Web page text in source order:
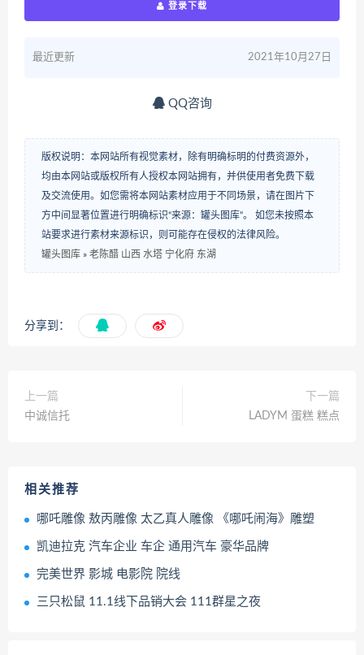
登录下载
最近更新 2021年10月27日
QQ咨询
版权说明：本网站所有视觉素材，除有明确标明的付费资源外，
均由本网站或版权所有人授权本网站拥有，并供使用者免费下载
及交流使用。如您需将本网站素材应用于不同场景，请在图片下
方中间显著位置进行明确标识“来源：罐头图库”。 如您未按照本
站要求进行素材来源标识，则可能存在侵权的法律风险。
罐头图库 » 老陈醋 山西 水塔 宁化府 东湖
分享到：
上一篇
中诚信托
下一篇
LADYM 蛋糕 糕点
相关推荐
哪吒雕像 敖丙雕像 太乙真人雕像 《哪吒闹海》雕塑
凯迪拉克 汽车企业 车企 通用汽车 豪华品牌
完美世界 影城 电影院 院线
三只松鼠 11.1线下品销大会 111群星之夜